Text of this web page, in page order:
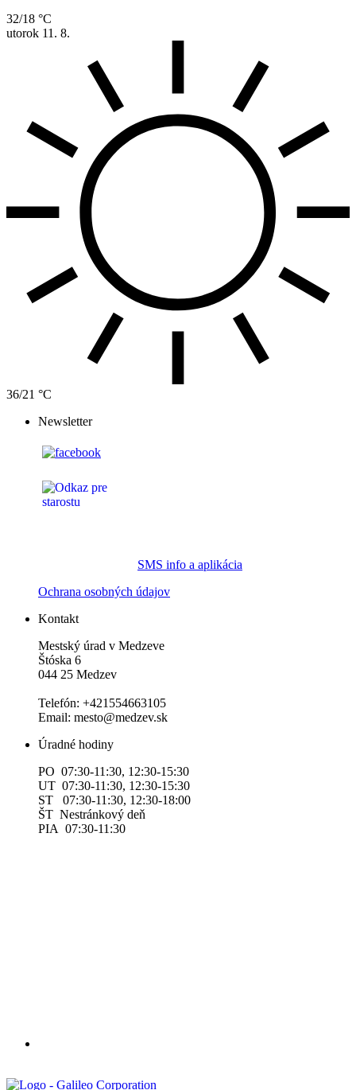
32/18 °C
utorok 11. 8.
36/21 °C
Newsletter
SMS info a aplikácia
Ochrana osobných údajov
Kontakt
Mestský úrad v Medzeve
Štóska 6
044 25 Medzev
Telefón: +421554663105
Email: mesto@medzev.sk
Úradné hodiny
PO 07:30-11:30, 12:30-15:30
UT 07:30-11:30, 12:30-15:30
ST 07:30-11:30, 12:30-18:00
ŠT Nestránkový deň
PIA 07:30-11:30